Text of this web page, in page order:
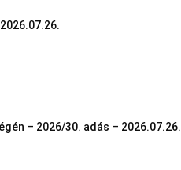
– 2026/30. adás – 2026.07.26.